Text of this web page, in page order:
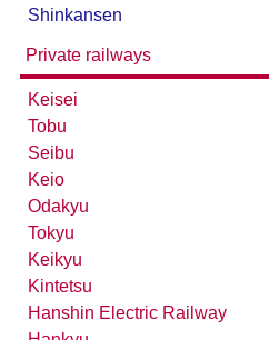
Shinkansen
Private railways
Keisei
Tobu
Seibu
Keio
Odakyu
Tokyu
Keikyu
Kintetsu
Hanshin Electric Railway